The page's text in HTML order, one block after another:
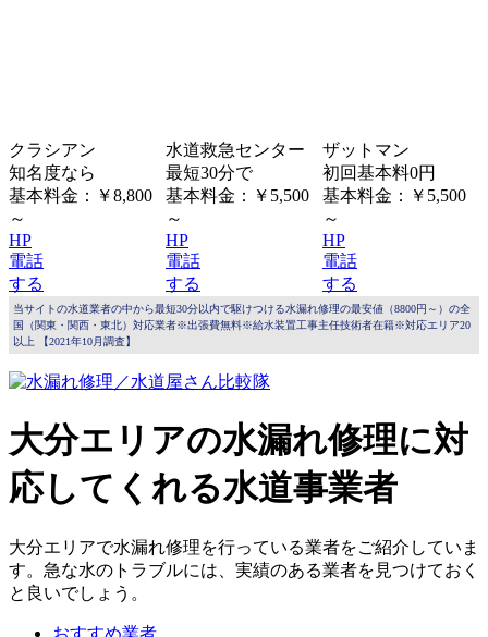
クラシアン
知名度なら
基本料金：￥8,800
～
HP
電話
する
水道救急センター
最短30分で
基本料金：￥5,500
～
HP
電話
する
ザットマン
初回基本料0円
基本料金：￥5,500
～
HP
電話
する
当サイトの水道業者の中から最短30分以内で駆けつける水漏れ修理の最安値（8800円～）の全
国（関東・関西・東北）対応業者※出張費無料※給水装置工事主任技術者在籍※対応エリア20
以上 【2021年10月調査】
大分エリアの水漏れ修理に対
応してくれる水道事業者
大分エリアで水漏れ修理を行っている業者をご紹介していま
す。急な水のトラブルには、実績のある業者を見つけておく
と良いでしょう。
おすすめ業者